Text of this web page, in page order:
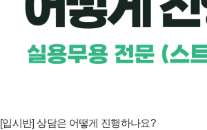
[입시반] 상담은 어떻게 진행하나요?